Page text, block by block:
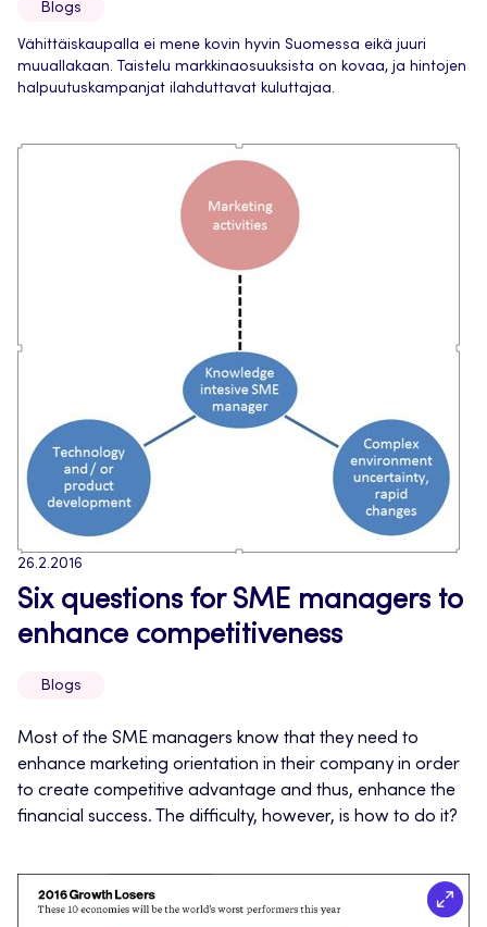
Blogs
Vähittäiskaupalla ei mene kovin hyvin Suomessa eikä juuri
muuallakaan. Taistelu markkinaosuuksista on kovaa, ja hintojen
halpuutuskampanjat ilahduttavat kuluttajaa.
26.2.2016
Six questions for SME managers to
enhance competitiveness
Blogs
Most of the SME managers know that they need to
enhance marketing orientation in their company in order
to create competitive advantage and thus, enhance the
financial success. The difficulty, however, is how to do it?